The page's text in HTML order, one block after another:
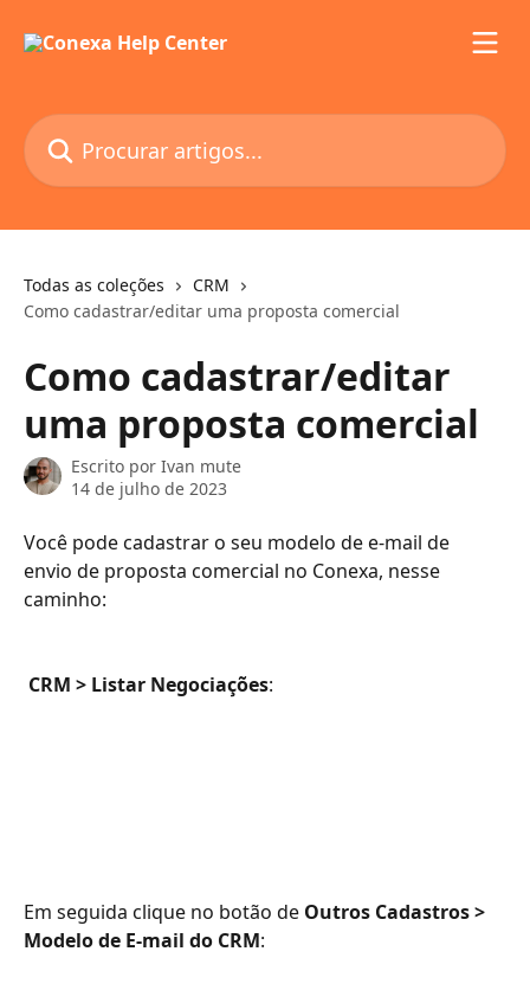
Procurar artigos...
Todas as coleções
CRM
Como cadastrar/editar uma proposta comercial
Como cadastrar/editar
uma proposta comercial
Escrito por Ivan mute
14 de julho de 2023
Você pode cadastrar o seu modelo de e-mail de
envio de proposta comercial no Conexa, nesse
caminho:
CRM > Listar Negociações:
Em seguida clique no botão de Outros Cadastros >
Modelo de E-mail do CRM: